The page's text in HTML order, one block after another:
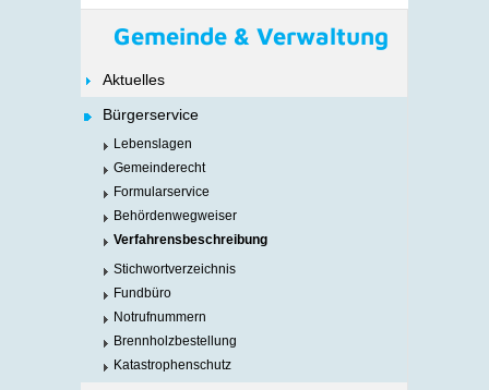
Gemeinde & Verwaltung
Aktuelles
Bürgerservice
Lebenslagen
Gemeinderecht
Formularservice
Behördenwegweiser
Verfahrensbeschreibung
Stichwortverzeichnis
Fundbüro
Notrufnummern
Brennholzbestellung
Katastrophenschutz